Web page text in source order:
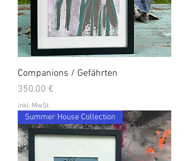
Companions / Gefährten
Preis
350,00 €
inkl. MwSt.
Summer House Collection